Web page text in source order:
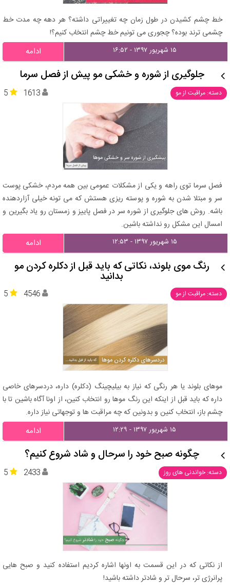
خط چشم کشیدن در طول زمان چه تغییراتی داشته؟ هر دهه چه مدت خط
چشمی ترند بوده؟ چجوری می تونیم خط چشم انتخاب کنیم؟!
۱۵ شهریور ۱۳۹۷ - ۱۶:۵۲ ادامه
جلوگیری از شوره و خشکی مو پیش از فصل سرما
دسته: مراقبت از مو 5 1613
فصل سرما توی راهه و یکی از مشکلات عمومی بین همه مردم، خشکی پوست
سر و مبتلا شدن به شوره و پوسته ریزی هستش که می تونه خیلی آزاردهنده
باشه. روش های جلوگیری از شوره سر در فصل پاییز و زمستان رو یاد بگیرین و
امسال این مشکل رو نداشته باشین.
۱۵ شهریور ۱۳۹۷ - ۱۲:۵۳ ادامه
رنگ موی بلوند، نکاتی که باید قبل از دکلره کردن مو
بدانید
دسته: مراقبت از مو 5 4546
موهای بلوند یا هر رنگی که نیاز به بیلیچینگ (دکلره) داره، دردسرهای خاصی
داره که باید قبل از اینکه این رنگ موها رو انتخاب کنین، از اونا آگاه باشین تا با
چشم باز، انتخاب کنین و بدونین که چه مراقبت ها و توجهاتی نیاز داره.
۱۵ شهریور ۱۳۹۷ - ۱۲:۲۹ ادامه
چگونه صبح خود را سرحال و شاد شروع کنیم؟
دسته: خواندنی های روز 5 2433
از نکاتی که در این قسمت به اونها اشاره کردیم استفاده کنید و صبح هایی
پرانرژی تر، سرحال تر و شادتر داشته باشید!